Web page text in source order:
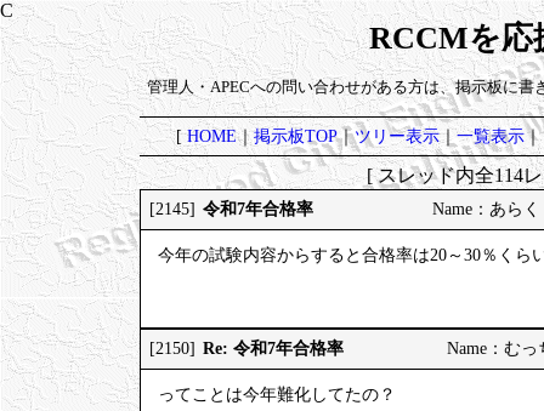
RCCMを応
管理人・APECへの問い合わせがある方は、掲示板に書
[HOME｜掲示板TOP｜ツリー表示｜一覧表示｜
[ スレッド内全114
[2145] 令和7年合格率 Name：あら
今年の試験内容からすると合格率は20～30％くら
[2150] Re: 令和7年合格率 Name：む
ってことは今年難化してたの？